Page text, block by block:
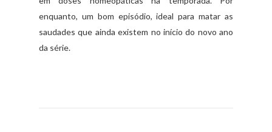
enquanto, um bom episódio, ideal para matar as
saudades que ainda existem no início do novo ano
da série.